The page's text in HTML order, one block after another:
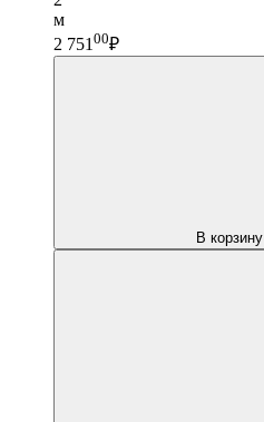
м
2 751 00₽
В корзину